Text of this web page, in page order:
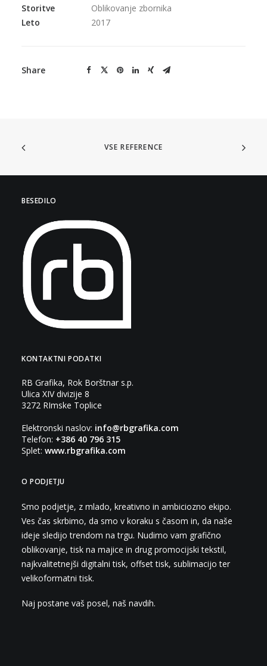
Storitve
Oblikovanje zbornika
Leto
2017
Share
VSE REFERENCE
BESEDILO
KONTAKTNI PODATKI
RB Grafika, Rok Borštnar s.p.
Ulica XIV divizije 8
3272 RImske Toplice
Elektronski naslov: info@rbgrafika.com
Telefon: +386 40 796 315
Splet: www.rbgrafika.com
O PODJETJU
Smo podjetje, z mlado, kreativno in ambiciozno ekipo.
Ves čas skrbimo, da smo v koraku s časom in, da naše
ideje sledijo trendom na trgu. Nudimo vam grafično
oblikovanje, tisk na majice in drug promocijski tekstil,
najkvalitetnejši digitalni tisk, offset tisk, sublimacijo ter
velikoformatni tisk.
Naj postane vaš posel, naš navdih.